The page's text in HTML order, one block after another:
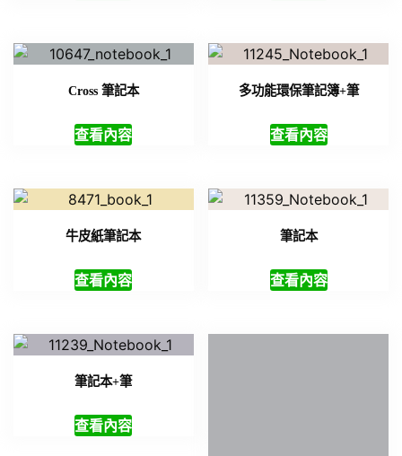
Cross 筆記本
查看內容
多功能環保筆記簿+筆
查看內容
牛皮紙筆記本
查看內容
筆記本
查看內容
筆記本+筆
查看內容